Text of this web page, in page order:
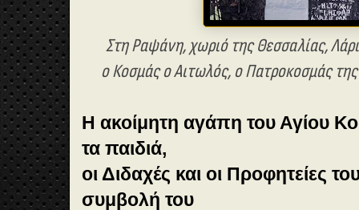
Στη Ραψάνη, χωριό της Θεσσαλίας,
ο Κοσμάς ο Αιτωλός,ο Πατροκοσμάς της
Η ακοίμητη αγάπη του Αγίου
τα παιδιά,
οι Διδαχές και οι Προφητείες
συμβολή του